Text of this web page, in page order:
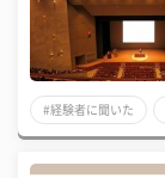
#経験者に聞いた